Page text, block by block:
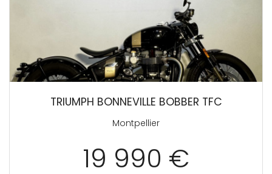
TRIUMPH BONNEVILLE BOBBER TFC
Montpellier
19 990 €